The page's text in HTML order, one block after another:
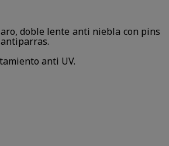
doble lente anti niebla con pins
anti UV.